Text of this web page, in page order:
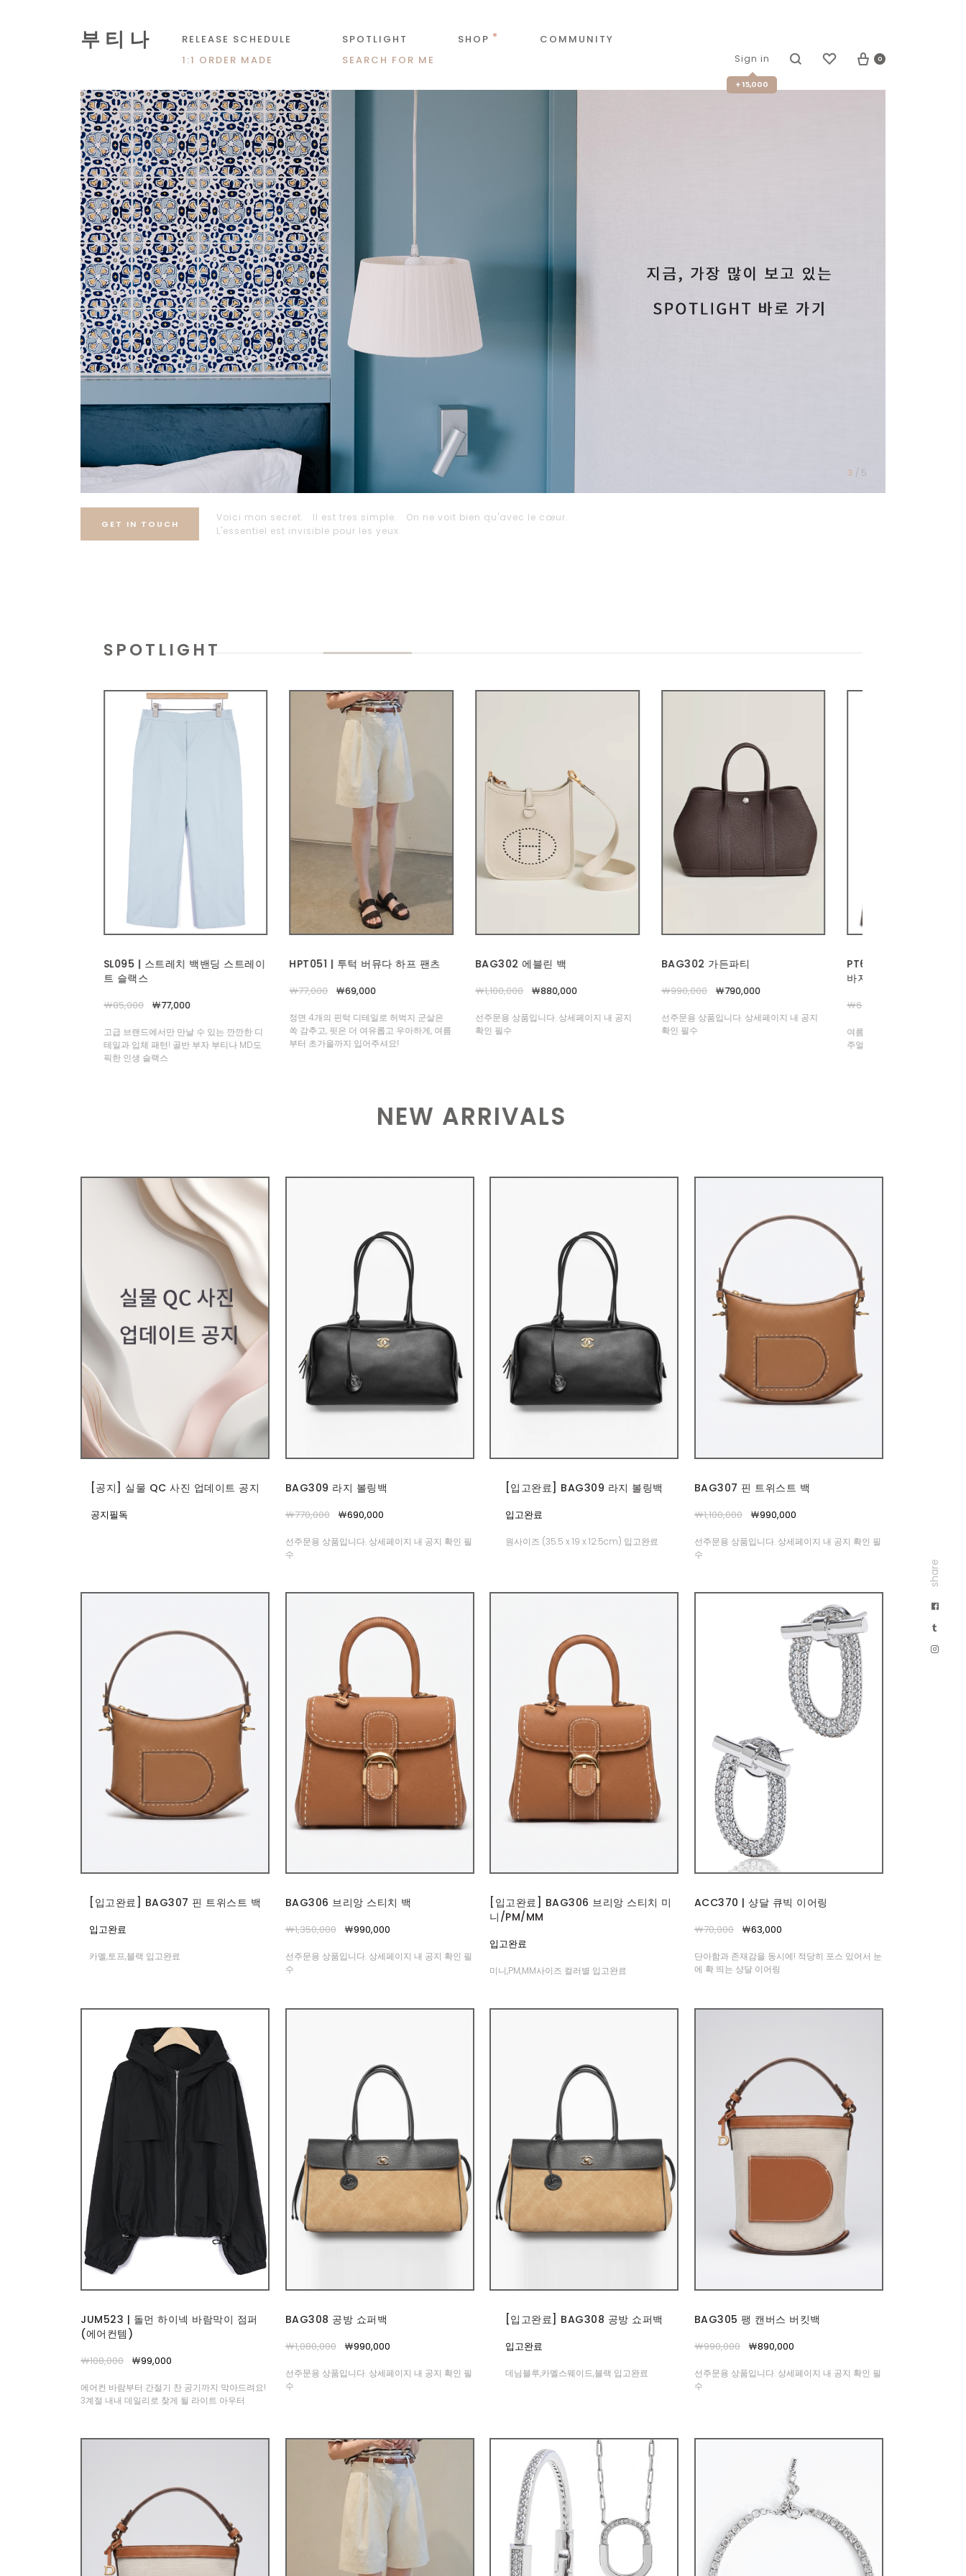
부 티 나 RELEASE SCHEDULE SPOTLIGHT SHOP
COMMUNITY
1:1 ORDER MADE
SEARCH FOR ME Sign in
+ 15,000
0
share
4 / 5
GET IN TOUCH
Voici mon secret. Il est tres simple. On ne voit bien qu'avec le cœur.
L'essentiel est invisible pour les yeux.
SPOTLIGHT
HPT051 | 투턱 버뮤다 하프 팬츠
쏙 감추고, 핏은 더 여유롭고 우아하게, 여름
부터 초가을까지 입어주셔요!
BAG302 에블린 백
￦1,100,000 ￦880,000
선주문용 상품입니다. 상세페이지 내 공지
확인 필수
BAG302 가든파티
￦990,000 ￦790,000
선주문용 상품입니다. 상세페이지 내 공지
확인 필수
PT655 | 배색 스트라이프 밴딩 통
여름부터 중가을까지 쭈욱- 상의에 따라 캐
ACC377 | 하드웨어 미
브레이슬릿
￦108,000
하나의 조각품을 손목에 얹은
려한 링크가 빚어내는 조용한
NEW ARRIVALS
[공지] 실물 QC 사진 업데이트 공지
공지필독
BAG309 라지 볼링백
￦770,000 ￦690,000
선주문용 상품입니다. 상세페이지 내 공지 확인 필
수
[입고완료] BAG309 라지 볼링백
입고완료
원사이즈 (35.5 x 19 x 12.5cm) 입고완료
BAG307 핀 트위스트 백
￦1,100,000 ￦990,000
선주문용 상품입니다. 상세페이지 내 공지 확인 필
수
[입고완료] BAG307 핀 트위스트 백
입고완료
카멜,토프,블랙 입고완료
BAG306 브리앙 스티치 백
￦1,350,000 ￦990,000
선주문용 상품입니다. 상세페이지 내 공지 확인 필
수
[입고완료] BAG306 브리앙 스티치 미
니/PM/MM
입고완료
미니,PM,MM사이즈 컬러별 입고완료
ACC370 | 샹달 큐빅 이어링
￦70,000 ￦63,000
단아함과 존재감을 동시에! 적당히 포스 있어서 눈
에 확 띄는 샹달 이어링
JUM523 | 돌먼 하이넥 바람막이 점퍼
(에어컨템)
￦108,000 ￦99,000
에어컨 바람부터 간절기 찬 공기까지 막아드려요!
3계절 내내 데일리로 찾게 될 라이트 아우터
BAG308 공방 쇼퍼백
￦1,080,000 ￦990,000
선주문용 상품입니다. 상세페이지 내 공지 확인 필
수
[입고완료] BAG308 공방 쇼퍼백
입고완료
데님블루,카멜스웨이드,블랙 입고완료
BAG305 팽 캔버스 버킷백
￦990,000 ￦890,000
선주문용 상품입니다. 상세페이지 내 공지 확인 필
수